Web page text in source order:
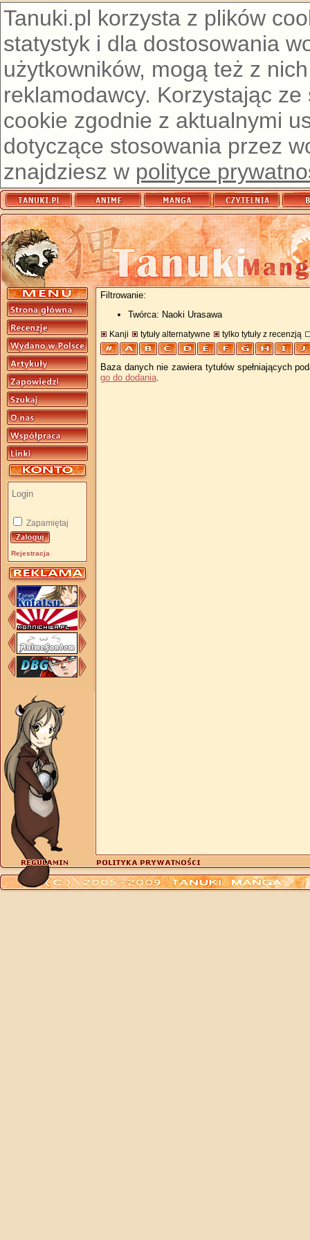
Tanuki.pl korzysta z plików
statystyk i dla dostosowania
użytkowników, mogą też z
reklamodawcy. Korzystając
cookie zgodnie z aktualnymi
dotyczące stosowania przez
znajdziesz w polityce
Zapamiętaj
Rejestracja
Filtrowanie:
Twórca: Naoki Urasawa
Kanji tytuły alternatywne tylko tytuły z recenzją
Baza danych nie zawiera tytułów spełniających
go do dodania.